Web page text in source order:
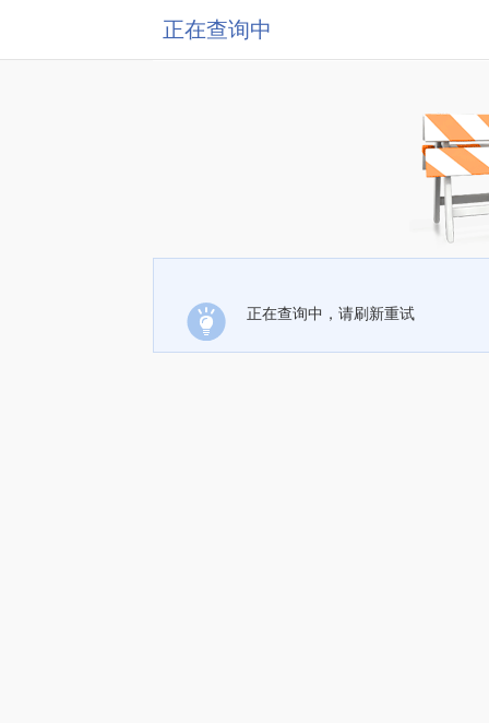
正在查询中
正在查询中，请刷新重试